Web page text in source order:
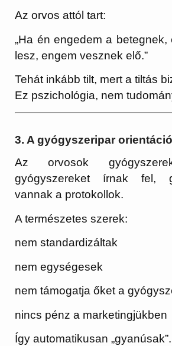
Az orvos attól tart:
„Ha én engedem a betegnek,
lesz, engem vesznek elő.”
Tehát inkább tilt, mert a tiltás
Ez pszichológia, nem
3. A gyógyszeripar
Az orvosok
gyógyszereket írnak fel,
vannak a protokollok.
A természetes szerek:
nem standardizáltak
nem egységesek
nem támogatja őket a
nincs pénz a marketingjükben
Így automatikusan „gyanúsak”.